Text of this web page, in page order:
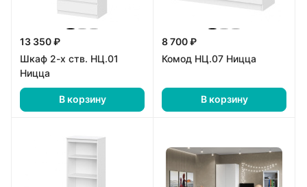
13 350 ₽
Шкаф 2-х ств. НЦ.01
Ницца
В корзину
8 700 ₽
Комод НЦ.07 Ницца
В корзину